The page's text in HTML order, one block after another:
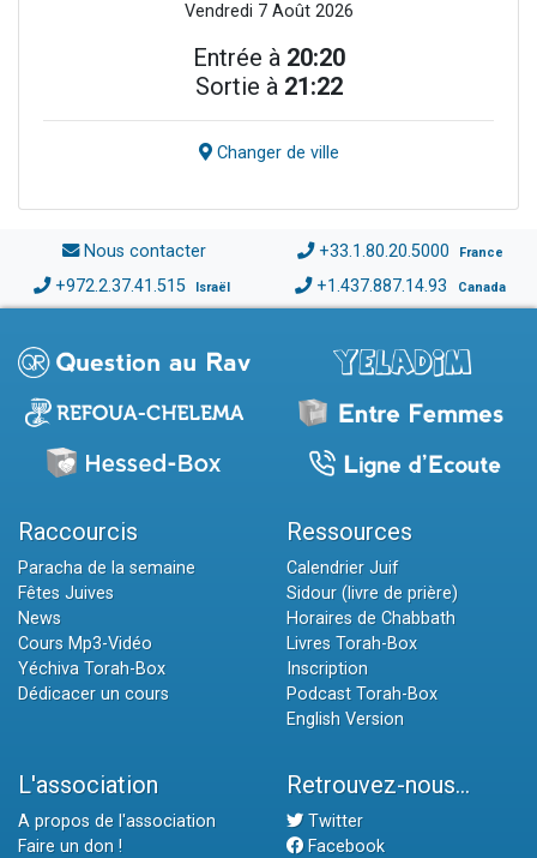
Vendredi 7 Août 2026
Entrée à 20:20
Sortie à 21:22
Changer de ville
Nous contacter +33.1.80.20.5000 France
+972.2.37.41.515 Israël +1.437.887.14.93 Canada
Raccourcis
Paracha de la semaine
Fêtes Juives
News
Cours Mp3-Vidéo
Yéchiva Torah-Box
Dédicacer un cours
Ressources
Calendrier Juif
Sidour (livre de prière)
Horaires de Chabbath
Livres Torah-Box
Inscription
Podcast Torah-Box
English Version
L'association
A propos de l'association
Faire un don !
Retrouvez-nous...
Twitter
Facebook